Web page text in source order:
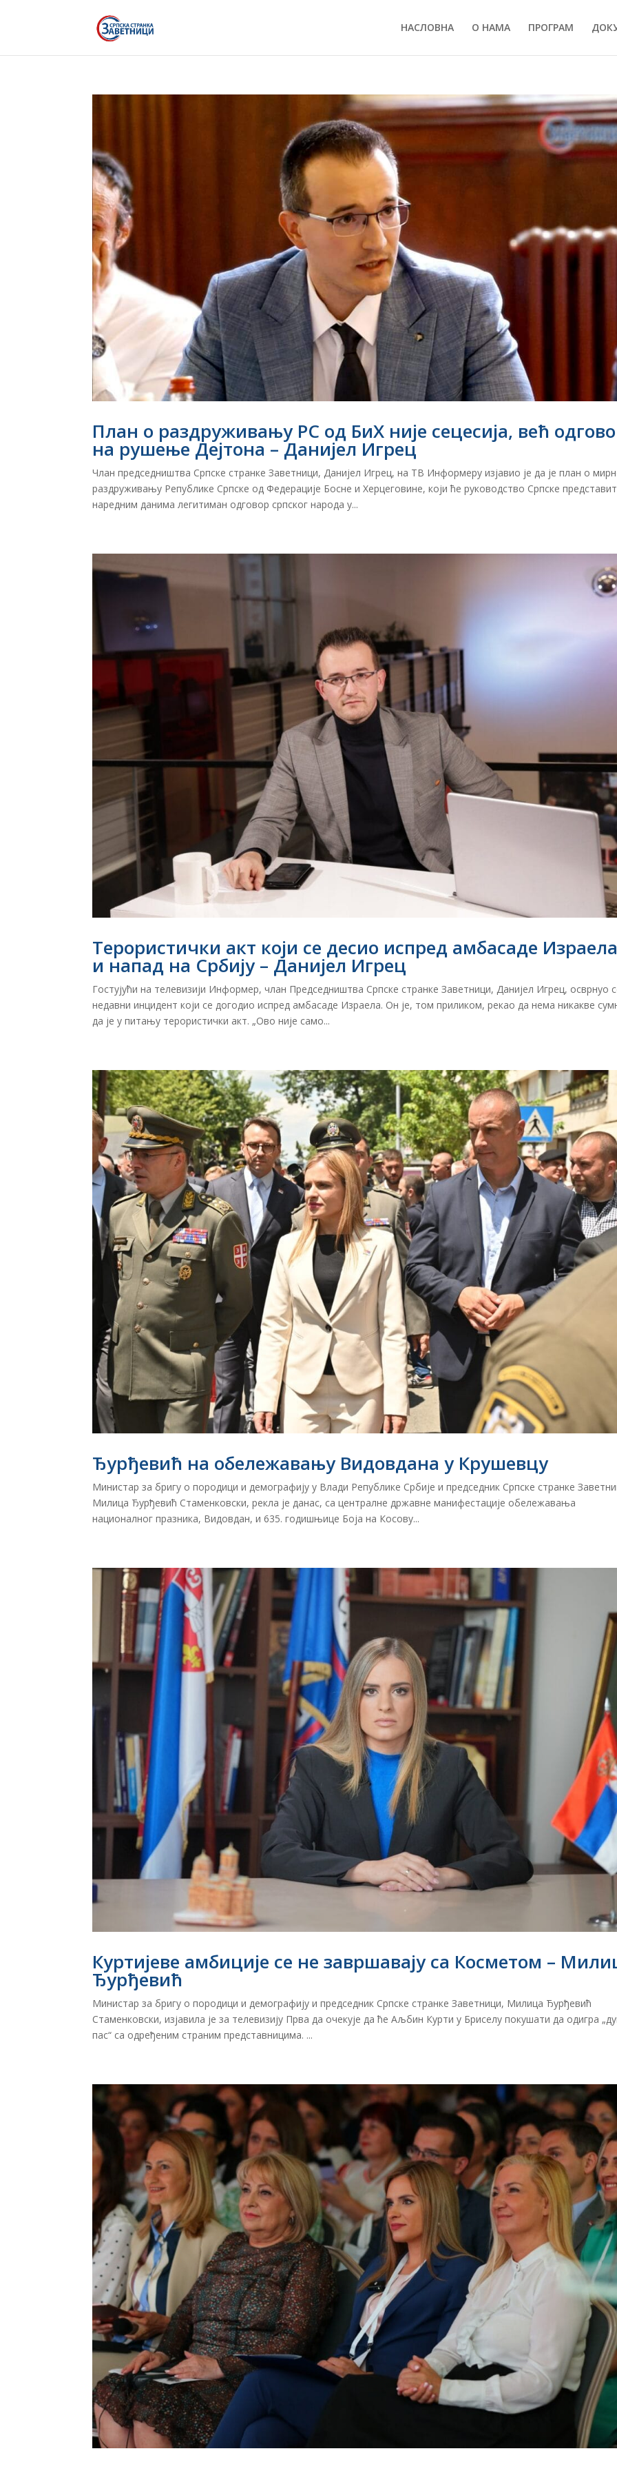
НАСЛОВНА О НАМА ПРОГРАМ
План о раздруживању РС од БиХ није сецесија, већ
на рушење Дејтона – Данијел Игрец
Члан председништва Српске странке Заветници, Данијел Игрец, на ТВ Информеру изјавио је да је план о
раздруживању Републике Српске од Федерације Босне и Херцеговине, који ће руководство Српске
наредним данима легитиман одговор српског народа у...
Терористички акт који се десио испред амбасаде Израела
и напад на Србију – Данијел Игрец
Гостујући на телевизији Информер, члан Председништва Српске странке Заветници, Данијел Игрец, осврнуо
недавни инцидент који се догодио испред амбасаде Израела. Он је, том приликом, рекао да нема никакве
да је у питању терористички акт. „Ово није само...
Ђурђевић на обележавању Видовдана у Крушевцу
Министар за бригу о породици и демографију у Влади Републике Србије и председник Српске странке
Милица Ђурђевић Стаменковски, рекла је данас, са централне државне манифестације обележавања
националног празника, Видовдан, и 635. годишњице Боја на Косову...
Куртијеве амбиције се не завршавају са Косметом –
Ђурђевић
Министар за бригу о породици и демографију и председник Српске странке Заветници, Милица Ђурђевић
Стаменковски, изјавила је за телевизију Прва да очекује да ће Аљбин Курти у Бриселу покушати да одигра
пас“ са одређеним страним представницима. ...